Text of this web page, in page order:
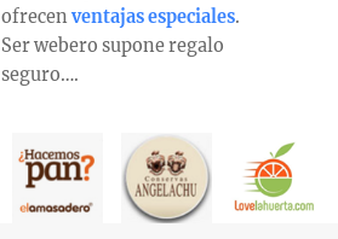
ofrecen ventajas especiales.
Ser webero supone regalo
seguro….